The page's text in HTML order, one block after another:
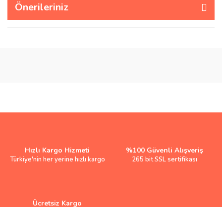
Önerileriniz
Hızlı Kargo Hizmeti
Türkiye'nin her yerine hızlı kargo
%100 Güvenli Alışveriş
265 bit SSL sertifikası
Ücretsiz Kargo